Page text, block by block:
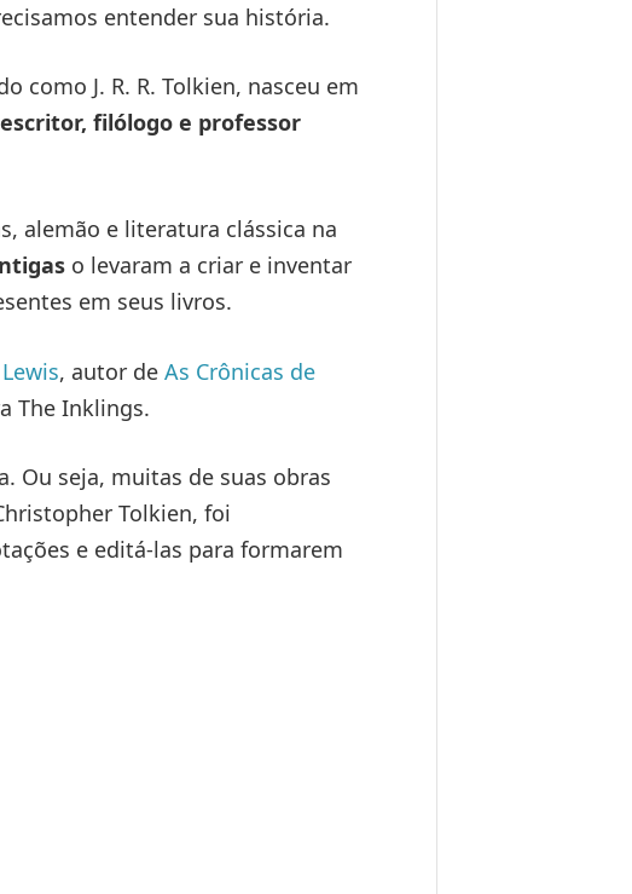
entender sua história.
como J. R. R. Tolkien, nasceu em
filólogo e professor
alemão e literatura clássica na
o levaram a criar e inventar
em seus livros.
, autor de As Crônicas de
The Inklings.
Ou seja, muitas de suas obras
Tolkien, foi
e editá-las para formarem